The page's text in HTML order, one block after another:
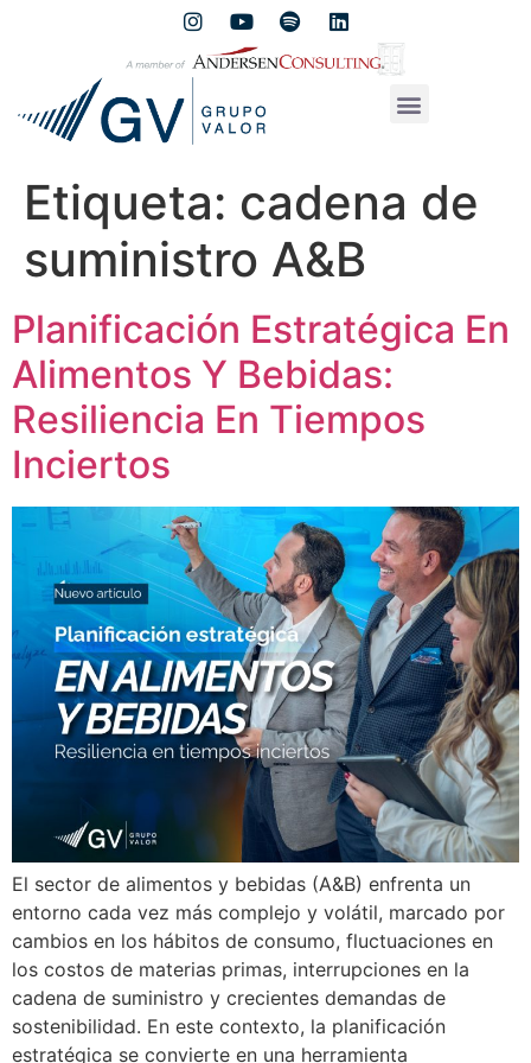
Etiqueta: cadena de
suministro A&B
Planificación Estratégica En
Alimentos Y Bebidas:
Resiliencia En Tiempos
Inciertos
El sector de alimentos y bebidas (A&B) enfrenta un
entorno cada vez más complejo y volátil, marcado por
cambios en los hábitos de consumo, fluctuaciones en
los costos de materias primas, interrupciones en la
cadena de suministro y crecientes demandas de
sostenibilidad. En este contexto, la planificación
estratégica se convierte en una herramienta